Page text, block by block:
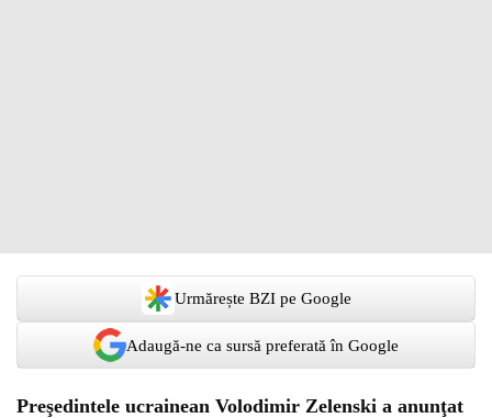
Urmărește BZI pe Google
Adaugă-ne ca sursă preferată în Google
Preşedintele ucrainean Volodimir Zelenski a anunţat